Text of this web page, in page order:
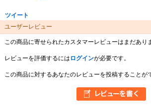
ツイート
ユーザーレビュー
この商品に寄せられたカスタマーレビューはまだあり
レビューを評価するには ログインが必要です。
この商品に対するあなたのレビューを投稿することが